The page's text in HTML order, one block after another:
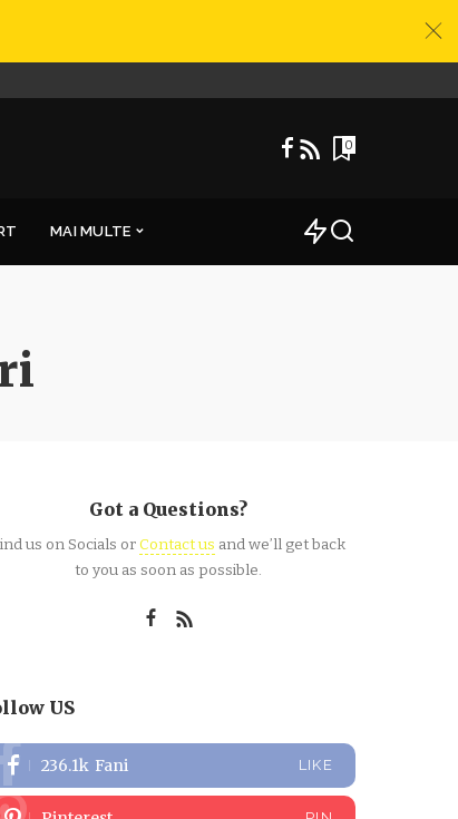
0
MAI MULTE
Got a Questions?
us on Socials orContact us and we’ll get back
to you as soon as possible.
US
236.1k Fani LIKE